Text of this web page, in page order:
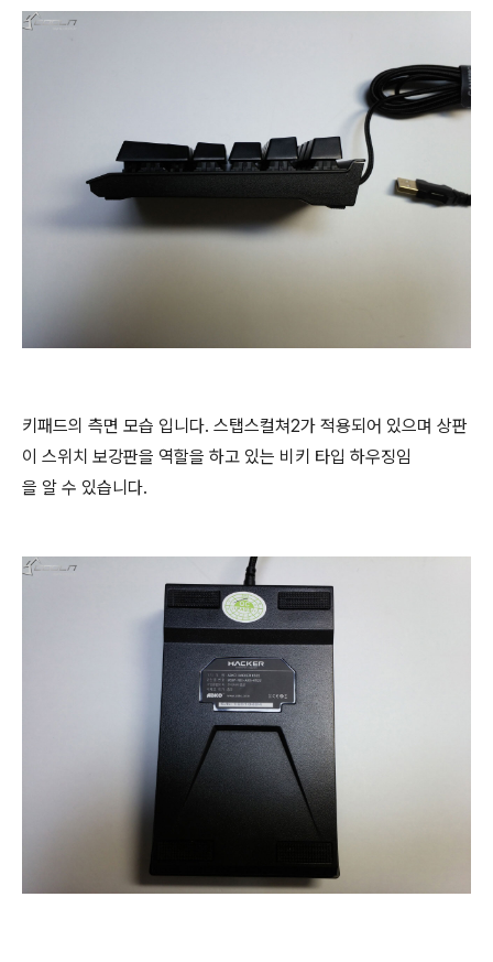
키패드의 측면 모습 입니다. 스탭스컬쳐2가 적용되어 있으며 상판
이 스위치 보강판을 역할을 하고 있는 비키 타입 하우징임
을 알 수 있습니다.